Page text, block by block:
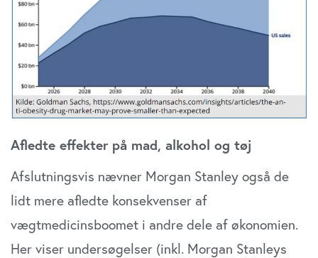
Afledte effekter på mad, alkohol og tøj
Afslutningsvis nævner Morgan Stanley også de
lidt mere afledte konsekvenser af
vægtmedicinsboomet i andre dele af økonomien.
Her viser undersøgelser (inkl. Morgan Stanleys